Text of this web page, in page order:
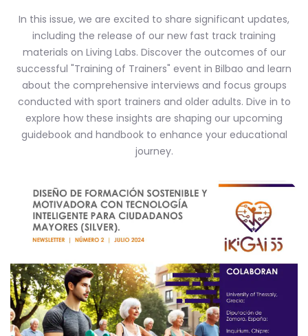
In this issue, we are excited to share significant updates,
including the release of our new fast track training
materials on Living Labs. Discover the outcomes of our
successful "Training of Trainers" event in Bilbao and learn
about the comprehensive interviews and focus groups
conducted with sport trainers and older adults. Dive in to
explore how these insights are shaping our upcoming
guidebook and handbook to enhance your educational
journey.